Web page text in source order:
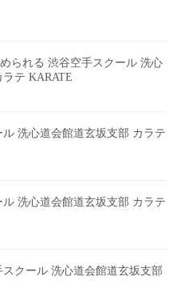
られる 渋谷空手スクール 洗心
テ KARATE
洗心道会館道玄坂支部 カラテ
洗心道会館道玄坂支部 カラテ
スクール 洗心道会館道玄坂支部